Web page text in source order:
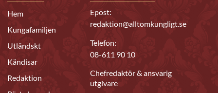
Hem
Kungafamiljen
Utländskt
Kändisar
Redaktion
Epost:
redaktion@alltomkungligt.se
Telefon:
08-611 90 10
Chefredaktör & ansvarig
utgivare